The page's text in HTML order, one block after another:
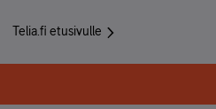
Telia.fi etusivulle